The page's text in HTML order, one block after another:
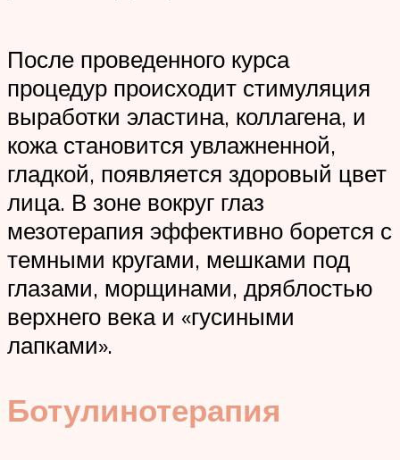
После проведенного курса
процедур происходит стимуляция
выработки эластина, коллагена, и
кожа становится увлажненной,
гладкой, появляется здоровый цвет
лица. В зоне вокруг глаз
мезотерапия эффективно борется с
темными кругами, мешками под
глазами, морщинами, дряблостью
верхнего века и «гусиными
лапками».
Ботулинотерапия